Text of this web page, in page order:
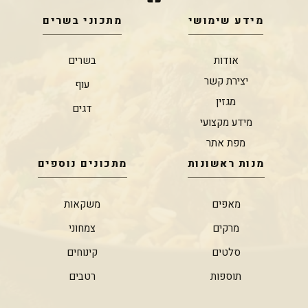
מידע שימושי
אודות
יצירת קשר
מגזין
מידע מקצועי
מפת אתר
מתכוני בשרים
בשרים
עוף
דגים
מנות ראשונות
מאפים
מרקים
סלטים
תוספות
מתכונים נוספים
משקאות
צמחוני
קינוחים
רטבים